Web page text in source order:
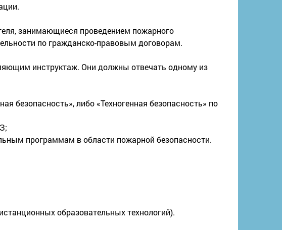
занимающиеся проведением пожарного
по гражданско-правовым договорам.
инструктаж. Они должны отвечать одному из
безопасность», либо «Техногенная безопасность» по
программам в области пожарной безопасности.
образовательных технологий).